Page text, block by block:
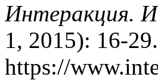
Интеракция.
1, 2015): 16-
https://